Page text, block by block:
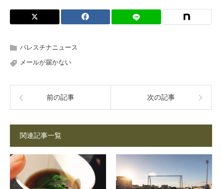
パレスチナニュース
メールが届かない
前の記事 次の記事
関連記事一覧